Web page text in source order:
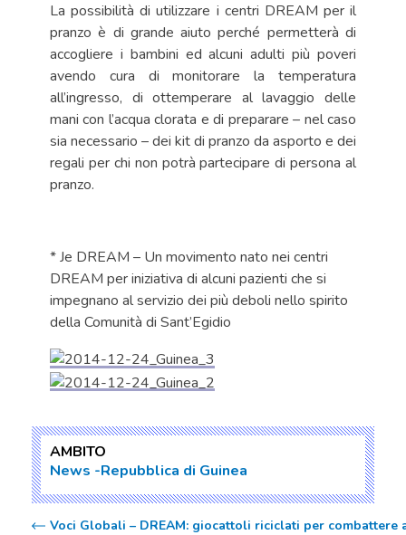
La possibilità di utilizzare i centri DREAM per il
pranzo è di grande aiuto perché permetterà di
accogliere i bambini ed alcuni adulti più poveri
avendo cura di monitorare la temperatura
all’ingresso, di ottemperare al lavaggio delle
mani con l’acqua clorata e di preparare – nel caso
sia necessario – dei kit di pranzo da asporto e dei
regali per chi non potrà partecipare di persona al
pranzo.
* Je DREAM – Un movimento nato nei centri
DREAM per iniziativa di alcuni pazienti che si
impegnano al servizio dei più deboli nello spirito
della Comunità di Sant’Egidio
AMBITO
News Repubblica di Guinea
Voci Globali – DREAM: giocattoli riciclati per combattere